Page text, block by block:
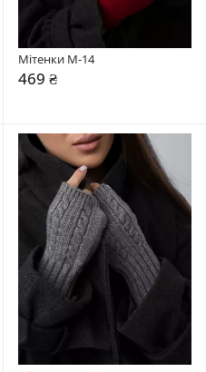
Мітенки М-14
469 ₴